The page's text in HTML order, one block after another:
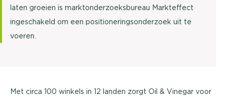
laten groeien is marktonderzoeksbureau Markteffect
ingeschakeld om een positioneringsonderzoek uit te
voeren.
Met circa 100 winkels in 12 landen zorgt Oil & Vinegar voor